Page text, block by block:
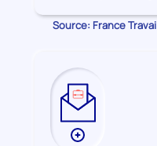
Source: France
Plus